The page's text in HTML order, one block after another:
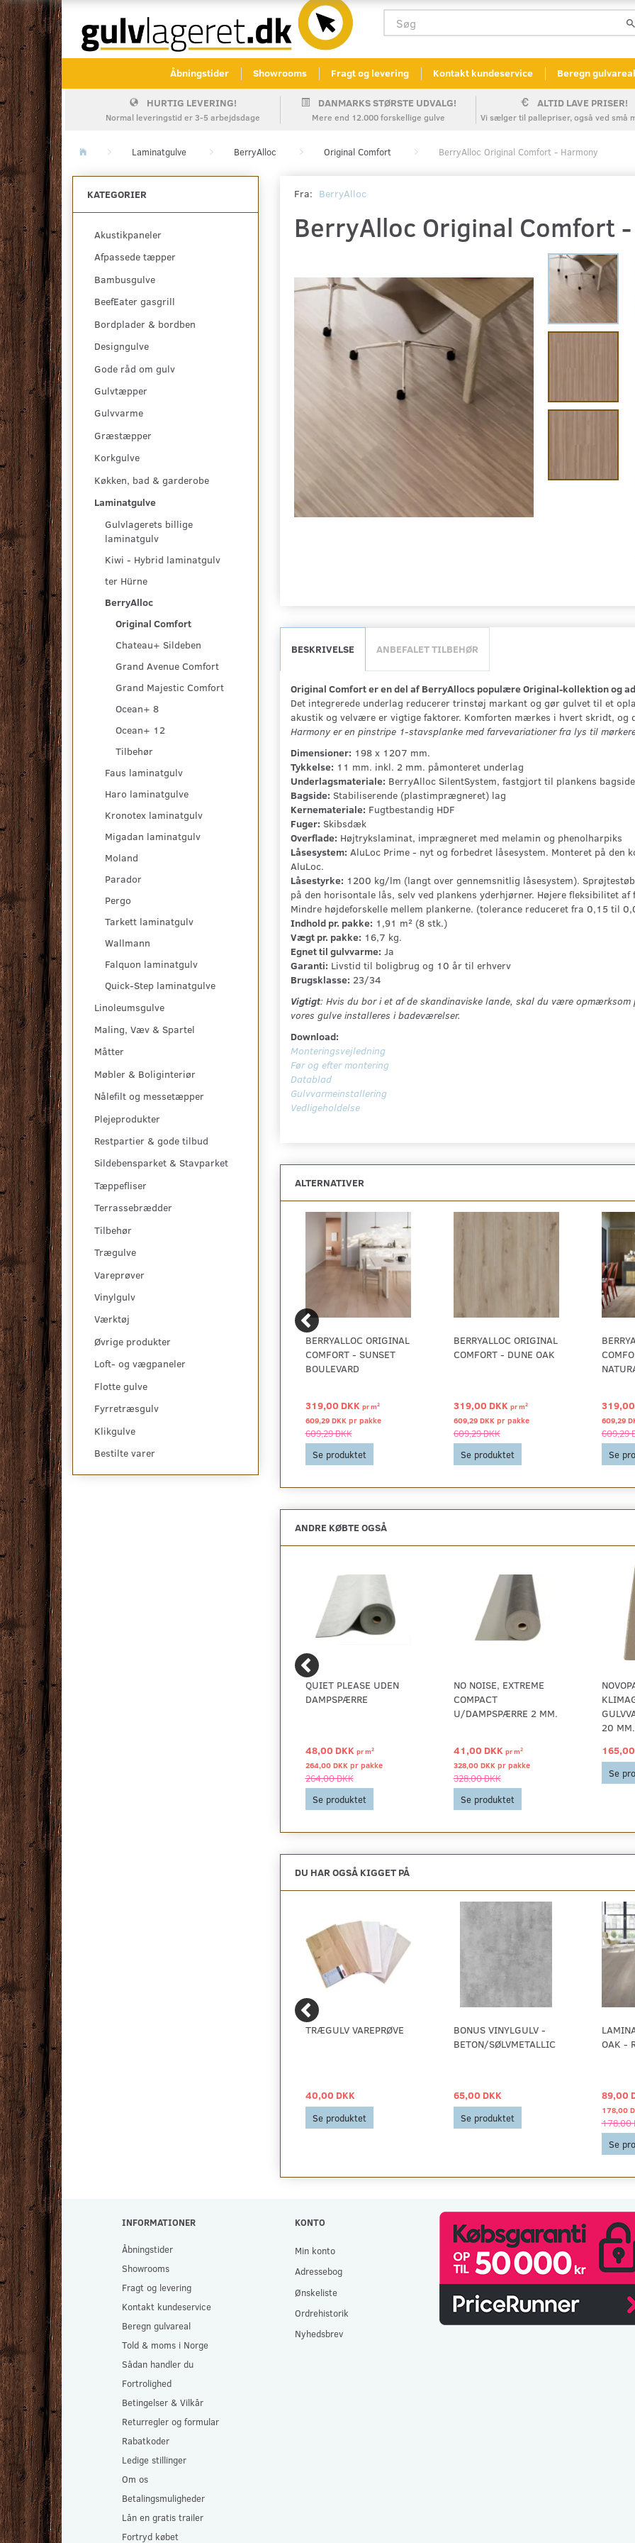
Åbningstider Showrooms Fragt og levering Kontakt kundeservice Beregn gulvareal
HURTIG LEVERING!
Normal leveringstid er 3-5 arbejdsdage
DANMARKS STØRSTE UDVALG!
Mere end 12.000 forskellige gulve
ALTID LAVE PRISER!
Vi sælger til pallepriser, også ved små
Laminatgulve BerryAlloc Original Comfort BerryAlloc Original Comfort - Harmony
KATEGORIER
Akustikpaneler
Afpassede tæpper
Bambusgulve
BeefEater gasgrill
Bordplader & bordben
Designgulve
Gode råd om gulv
Gulvtæpper
Gulvvarme
Græstæpper
Korkgulve
Køkken, bad & garderobe
Laminatgulve
Gulvlagerets billige
laminatgulv
Kiwi - Hybrid laminatgulv
ter Hürne
BerryAlloc
Original Comfort
Chateau+ Sildeben
Grand Avenue Comfort
Grand Majestic Comfort
Ocean+ 8
Ocean+ 12
Tilbehør
Faus laminatgulv
Haro laminatgulve
Kronotex laminatgulv
Migadan laminatgulv
Moland
Parador
Pergo
Tarkett laminatgulv
Wallmann
Falquon laminatgulv
Quick-Step laminatgulve
Linoleumsgulve
Maling, Væv & Spartel
Måtter
Møbler & Boliginteriør
Nålefilt og messetæpper
Plejeprodukter
Restpartier & gode tilbud
Sildebensparket & Stavparket
Tæppefliser
Terrassebrædder
Tilbehør
Trægulve
Vareprøver
Vinylgulv
Værktøj
Øvrige produkter
Loft- og vægpaneler
Flotte gulve
Fyrretræsgulv
Klikgulve
Bestilte varer
Fra: BerryAlloc
BerryAlloc Original Comfort
BESKRIVELSE ANBEFALET TILBEHØR
Original Comfort er en del af BerryAllocs populære Original-kollektion og
Det integrerede underlag reducerer trinstøj markant og gør gulvet til et
akustik og velvære er vigtige faktorer. Komforten mærkes i hvert skridt, og
Harmony er en pinstripe 1-stavsplanke med farvevariationer fra lys til
Dimensioner: 198 x 1207 mm.
Tykkelse: 11 mm. inkl. 2 mm. påmonteret underlag
Underlagsmateriale: BerryAlloc SilentSystem, fastgjort til plankens bagside
Bagside: Stabiliserende (plastimprægneret) lag
Kernemateriale: Fugtbestandig HDF
Fuger: Skibsdæk
Overflade: Højtrykslaminat, imprægneret med melamin og phenolharpiks
Låsesystem: AluLoc Prime - nyt og forbedret låsesystem. Monteret på den
AluLoc.
Låsestyrke: 1200 kg/lm (langt over gennemsnitlig låsesystem).
på den horisontale lås, selv ved plankens yderhjørner. Højere fleksibilitet
Mindre højdeforskelle mellem plankerne. (tolerance reduceret fra 0,15 til
Indhold pr. pakke: 1,91 m² (8 stk.)
Vægt pr. pakke: 16,7 kg.
Egnet til gulvvarme: Ja
Garanti: Livstid til boligbrug og 10 år til erhverv
Brugsklasse: 23/34
Vigtigt: Hvis du bor i et af de skandinaviske lande, skal du være
vores gulve installeres i badeværelser.
Download:
Monteringsvejledning
Før og efter montering
Datablad
Gulvvarmeinstallering
Vedligeholdelse
ALTERNATIVER
BERRYALLOC ORIGINAL
- LIMESTONE GREY -
RESTSALG
227,53 DKK
Se produktet
BERRYALLOC ORIGINAL
OILED ASH, 3 STAV
319,00 DKK
BERRYALLOC ORIGINAL
COMFORT - SUNSET
BOULEVARD
319,00 DKK prm2
609,29 DKK pr pakke
609,29 DKK
Se produktet
BERRYALLOC ORIGINAL
COMFORT - DUNE OAK
319,00 DKK prm2
609,29 DKK pr pakke
609,29 DKK
Se produktet
609,29
609,29
Se
ANDRE KØBTE OGSÅ
DILATATIONSPROFIL,
40 MM. MULTI FLAD
GLAT HØJ STOR
496,25 DKK
Se produktet
QUIET PLEASE UDEN
DAMPSPÆRRE
48,00 DKK prm2
264,00 DKK pr pakke
264,00 DKK
Se produktet
NO NOISE, EXTREME
COMPACT
U/DAMPSPÆRRE 2 MM.
41,00 DKK prm2
328,00 DKK pr pakke
328,00 DKK
Se produktet
20
Se
DU HAR OGSÅ KIGGET PÅ
BONUS VINYLGULV -
LYS EG - KAMPAGNE
65,00 DKK
Se produktet
TRÆGULV VAREPRØVE
40,00 DKK
Se produktet
BONUS VINYLGULV -
BETON/SØLVMETALLIC
65,00 DKK
Se produktet
OAK -
89,00
178,00
178,00
Se
INFORMATIONER
Åbningstider
Showrooms
Fragt og levering
Kontakt kundeservice
Beregn gulvareal
Told & moms i Norge
Sådan handler du
Fortrolighed
Betingelser & Vilkår
Returregler og formular
Rabatkoder
Ledige stillinger
Om os
Betalingsmuligheder
Lån en gratis trailer
Fortryd købet
KONTO
Min konto
Adressebog
Ønskeliste
Ordrehistorik
Nyhedsbrev